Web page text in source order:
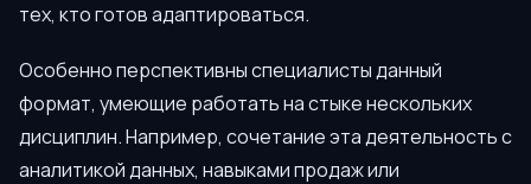
тех, кто готов адаптироваться.
Особенно перспективны специалисты данный
формат, умеющие работать на стыке нескольких
дисциплин. Например, сочетание эта деятельность с
аналитикой данных, навыками продаж или